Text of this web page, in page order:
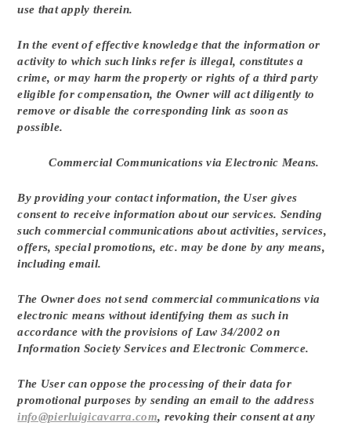
use that apply therein.
In the event of effective knowledge that the information or
activity to which such links refer is illegal, constitutes a
crime, or may harm the property or rights of a third party
eligible for compensation, the Owner will act diligently to
remove or disable the corresponding link as soon as
possible.
Commercial Communications via Electronic Means.
By providing your contact information, the User gives
consent to receive information about our services. Sending
such commercial communications about activities, services,
offers, special promotions, etc. may be done by any means,
including email.
The Owner does not send commercial communications via
electronic means without identifying them as such in
accordance with the provisions of Law 34/2002 on
Information Society Services and Electronic Commerce.
The User can oppose the processing of their data for
promotional purposes by sending an email to the address
info@pierluigicavarra.com, revoking their consent at any